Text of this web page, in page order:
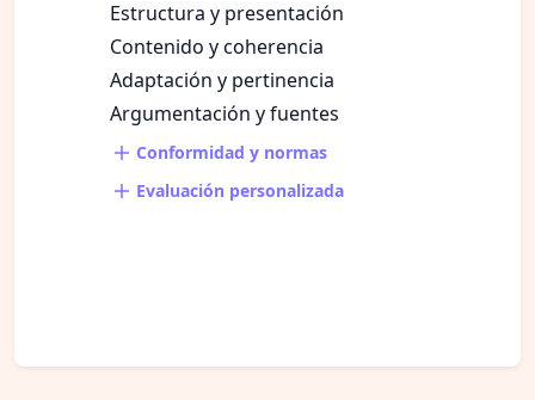
Estructura y presentación
Contenido y coherencia
Adaptación y pertinencia
Argumentación y fuentes
Conformidad y normas
Evaluación personalizada